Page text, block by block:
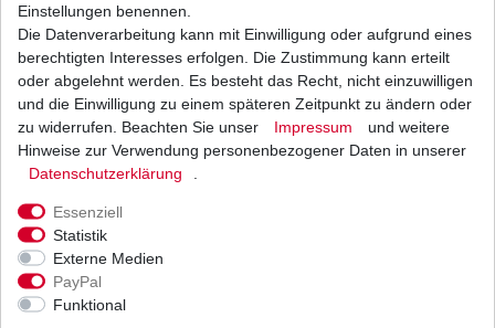
Filter
Versand
Einstellungen benennen.
Die Datenverarbeitung kann mit Einwilligung oder aufgrund eines
berechtigten Interesses erfolgen. Die Zustimmung kann erteilt
oder abgelehnt werden. Es besteht das Recht, nicht einzuwilligen
und die Einwilligung zu einem späteren Zeitpunkt zu ändern oder
zu widerrufen. Beachten Sie unser
Impressum
und weitere
Hinweise zur Verwendung personenbezogener Daten in unserer
Daten­schutz­erklärung
Essenziell
Statistik
Externe Medien
PayPal
Funktional